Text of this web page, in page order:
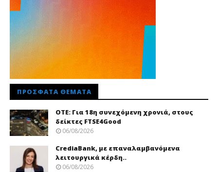
ΠΡΌΣΦΑΤΑ ΘΈΜΑΤΑ
ΟΤΕ: Για 18η συνεχόμενη χρονιά, στους
δείκτες FTSE4Good
06/08/2026
CrediaBank, με επαναλαμβανόμενα
λειτουργικά κέρδη..
06/08/2026